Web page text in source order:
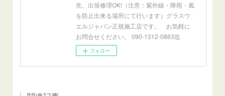
先、出張修理OK!（注意：紫外線・降雨・風
を防止出来る場所にて行います）グラスウ
エルジャパン正規施工店です。 お気軽に
お問合せください。 090-1312-0863迄
フォロー